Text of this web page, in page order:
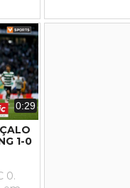
0:29
1-0
0.